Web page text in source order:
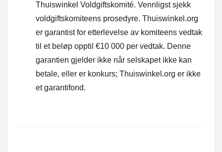
Thuiswinkel Voldgiftskomité. Vennligst sjekk
voldgiftskomiteens prosedyre. Thuiswinkel.org
er garantist for etterlevelse av komiteens vedtak
til et beløp opptil €10 000 per vedtak. Denne
garantien gjelder ikke når selskapet ikke kan
betale, eller er konkurs; Thuiswinkel.org er ikke
et garantifond.